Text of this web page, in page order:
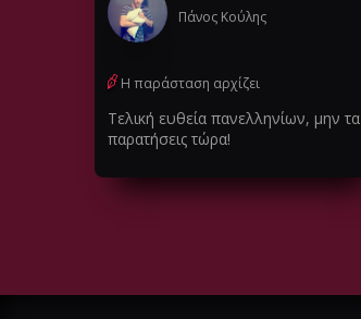
Πάνος Κούλης
Η παράσταση αρχίζει
Τελική ευθεία πανελληνίων, μην τα
παρατήσεις τώρα!